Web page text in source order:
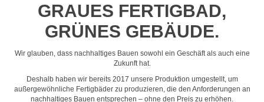
GRAUES FERTIGBAD,
GRÜNES GEBÄUDE.
Wir glauben, dass nachhaltiges Bauen sowohl ein Geschäft als auch eine
Zukunft hat.
Deshalb haben wir bereits 2017 unsere Produktion umgestellt, um
außergewöhnliche Fertigbäder zu produzieren, die den Anforderungen an
nachhaltiges Bauen entsprechen – ohne den Preis zu erhöhen.